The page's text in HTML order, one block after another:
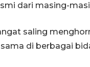
dari masing-
saling
di berbagai